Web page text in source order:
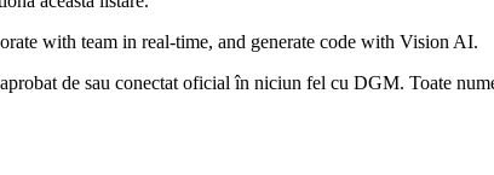
with team in real-time, and generate code with Vision AI.
de sau conectat oficial în niciun fel cu DGM. Toate